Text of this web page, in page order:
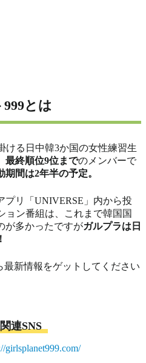
とは
ける日中韓3か国の女性練習生
最終順位9位までのメンバーで
期間は2年半の予定。
プリ「UNIVERSE」内から投
ョン番組は、これまで韓国国
が多かったですがガルプラは日
最新情報をゲットしてください
連SNS
girlsplanet999.com/